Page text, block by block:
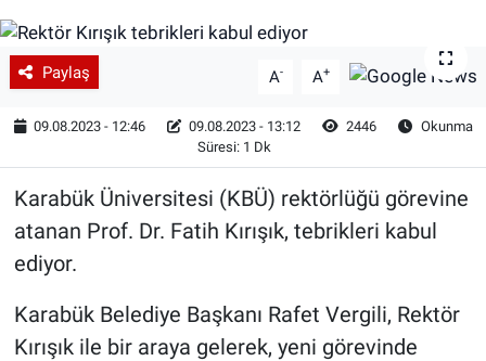
Paylaş A- A+
09.08.2023 - 12:46 09.08.2023 - 13:12 2446
Okunma
Süresi: 1 Dk
Karabük Üniversitesi (KBÜ) rektörlüğü görevine
atanan Prof. Dr. Fatih Kırışık, tebrikleri kabul
ediyor.
Karabük Belediye Başkanı Rafet Vergili, Rektör
Kırışık ile bir araya gelerek, yeni görevinde